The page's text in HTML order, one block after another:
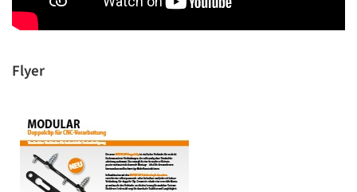
Flyer